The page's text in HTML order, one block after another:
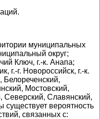
муниципальных
округ;
Ключ, г.-к. Анапа;
г.-г. Новороссийск, г.-к.
Мостовский,
Северский, Славянский,
существует вероятность
связанных с: